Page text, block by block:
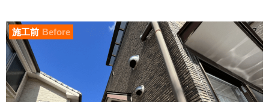
施工前 Before